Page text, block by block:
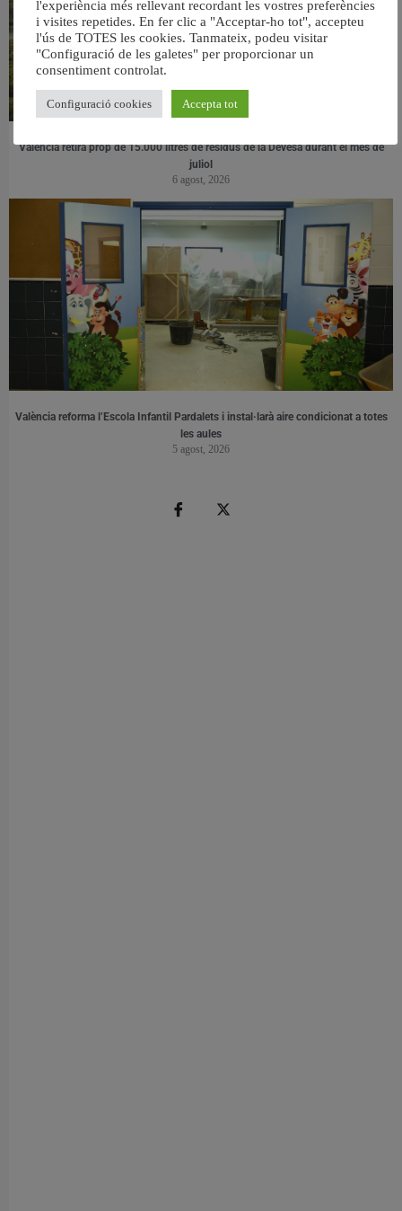
València retira prop de 15.000 litres de residus de la Devesa durant el mes de
juliol
6 agost, 2026
València reforma l’Escola Infantil Pardalets i instal·larà aire condicionat a totes
les aules
5 agost, 2026
l'experiència més rellevant recordant les vostres preferències
i visites repetides. En fer clic a "Acceptar-ho tot", accepteu
l'ús de TOTES les cookies. Tanmateix, podeu visitar
"Configuració de les galetes" per proporcionar un
consentiment controlat.
Configuració cookies Accepta tot